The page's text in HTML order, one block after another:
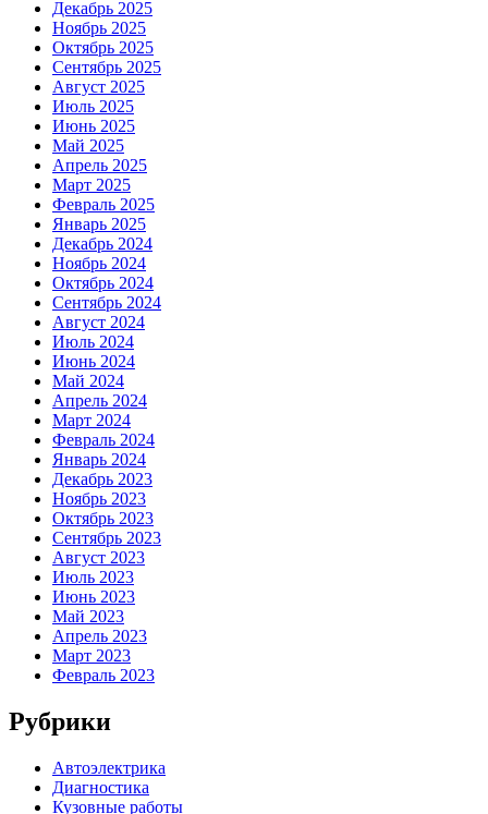
Декабрь 2025
Ноябрь 2025
Октябрь 2025
Сентябрь 2025
Август 2025
Июль 2025
Июнь 2025
Май 2025
Апрель 2025
Март 2025
Февраль 2025
Январь 2025
Декабрь 2024
Ноябрь 2024
Октябрь 2024
Сентябрь 2024
Август 2024
Июль 2024
Июнь 2024
Май 2024
Апрель 2024
Март 2024
Февраль 2024
Январь 2024
Декабрь 2023
Ноябрь 2023
Октябрь 2023
Сентябрь 2023
Август 2023
Июль 2023
Июнь 2023
Май 2023
Апрель 2023
Март 2023
Февраль 2023
Рубрики
Автоэлектрика
Диагностика
Кузовные работы